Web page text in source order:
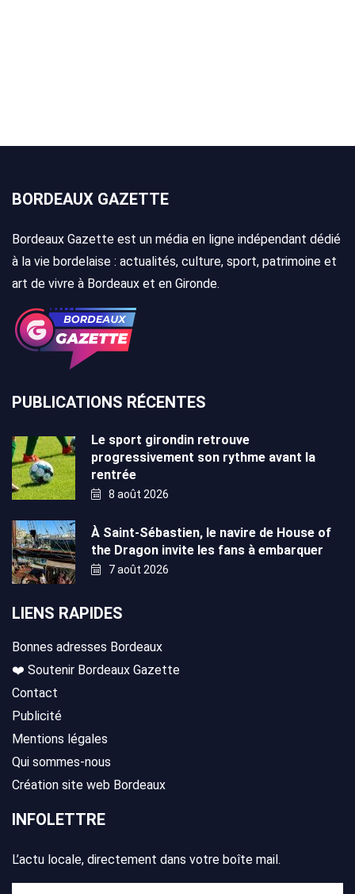
BORDEAUX GAZETTE
Bordeaux Gazette est un média en ligne indépendant dédié
à la vie bordelaise : actualités, culture, sport, patrimoine et
art de vivre à Bordeaux et en Gironde.
PUBLICATIONS RÉCENTES
Le sport girondin retrouve
progressivement son rythme avant la
rentrée
8 août 2026
À Saint-Sébastien, le navire de House of
the Dragon invite les fans à embarquer
7 août 2026
LIENS RAPIDES
Bonnes adresses Bordeaux
❤️ Soutenir Bordeaux Gazette
Contact
Publicité
Mentions légales
Qui sommes-nous
Création site web Bordeaux
INFOLETTRE
L’actu locale, directement dans votre boîte mail.